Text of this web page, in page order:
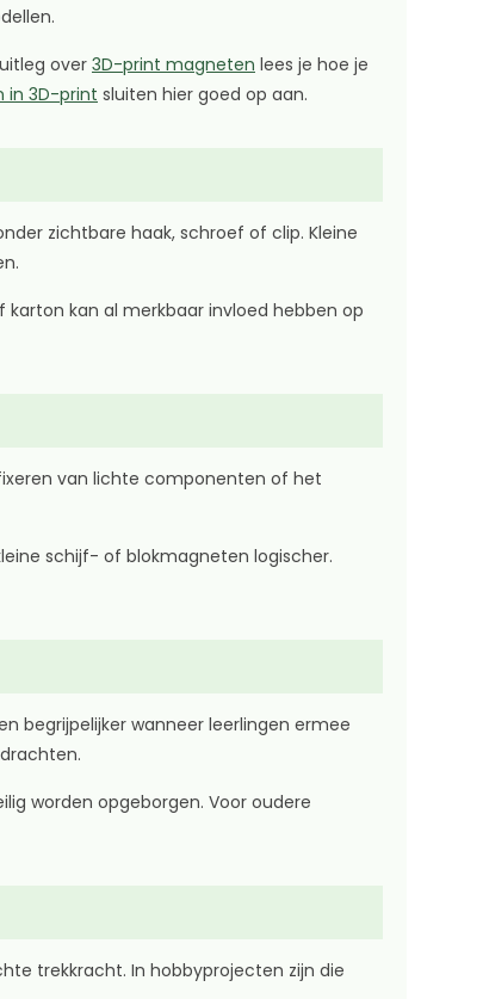
over 3D-print magneten lees je hoe je
in 3D-print sluiten hier goed op aan.
zichtbare haak, schroef of clip. Kleine
kan al merkbaar invloed hebben op
van lichte componenten of het
schijf- of blokmagneten logischer.
begrijpelijker wanneer leerlingen ermee
worden opgeborgen. Voor oudere
trekkracht. In hobbyprojecten zijn die